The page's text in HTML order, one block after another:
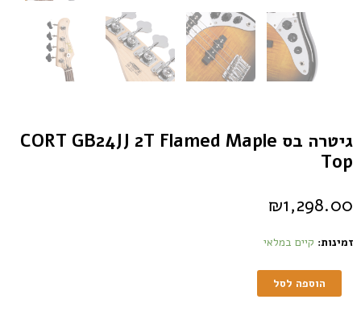
גיטרה בס CORT GB24JJ 2T Flamed Maple
Top
₪1,298.00
זמינות: קיים במלאי
הוספה לסל